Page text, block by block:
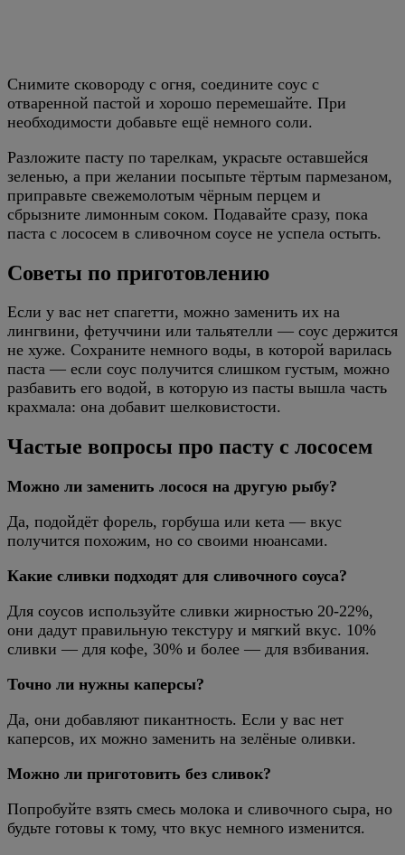
Снимите сковороду с огня, соедините соус с
отваренной пастой и хорошо перемешайте. При
необходимости добавьте ещё немного соли.
Разложите пасту по тарелкам, украсьте оставшейся
зеленью, а при желании посыпьте тёртым пармезаном,
приправьте свежемолотым чёрным перцем и
сбрызните лимонным соком. Подавайте сразу, пока
паста с лососем в сливочном соусе не успела остыть.
Советы по приготовлению
Если у вас нет спагетти, можно заменить их на
лингвини, фетуччини или тальятелли — соус держится
не хуже. Сохраните немного воды, в которой варилась
паста — если соус получится слишком густым, можно
разбавить его водой, в которую из пасты вышла часть
крахмала: она добавит шелковистости.
Частые вопросы про пасту с лососем
Можно ли заменить лосося на другую рыбу?
Да, подойдёт форель, горбуша или кета — вкус
получится похожим, но со своими нюансами.
Какие сливки подходят для сливочного соуса?
Для соусов используйте сливки жирностью 20-22%,
они дадут правильную текстуру и мягкий вкус. 10%
сливки — для кофе, 30% и более — для взбивания.
Точно ли нужны каперсы?
Да, они добавляют пикантность. Если у вас нет
каперсов, их можно заменить на зелёные оливки.
Можно ли приготовить без сливок?
Попробуйте взять смесь молока и сливочного сыра, но
будьте готовы к тому, что вкус немного изменится.